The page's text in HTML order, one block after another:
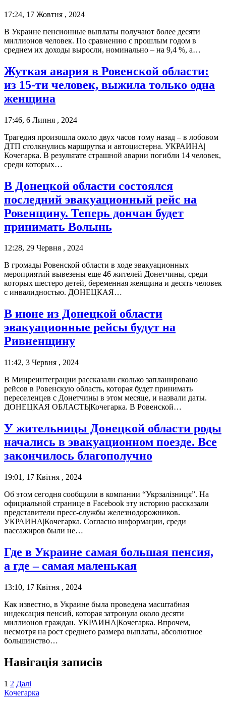
17:24, 17 Жовтня , 2024
В Украине пенсионные выплаты получают более десяти
миллионов человек. По сравнению с прошлым годом в
среднем их доходы выросли, номинально – на 9,4 %, а…
Жуткая авария в Ровенской области:
из 15-ти человек, выжила только одна
женщина
17:46, 6 Липня , 2024
Трагедия произошла около двух часов тому назад – в лобовом
ДТП столкнулись маршрутка и автоцистерна. УКРАИНА|
Кочегарка. В результате страшной аварии погибли 14 человек,
среди которых…
В Донецкой области состоялся
последний эвакуационный рейс на
Ровенщину. Теперь дончан будет
принимать Волынь
12:28, 29 Червня , 2024
В громады Ровенской области в ходе эвакуационных
мероприятий вывезены еще 46 жителей Донетчины, среди
которых шестеро детей, беременная женщина и десять человек
с инвалидностью. ДОНЕЦКАЯ…
В июне из Донецкой области
эвакуационные рейсы будут на
Ривненщину
11:42, 3 Червня , 2024
В Минреинтеграции рассказали сколько запланировано
рейсов в Ровенскую область, которая будет принимать
переселенцев с Донетчины в этом месяце, и назвали даты.
ДОНЕЦКАЯ ОБЛАСТЬ|Кочегарка. В Ровенской…
У жительницы Донецкой области роды
начались в эвакуационном поезде. Все
закончилось благополучно
19:01, 17 Квітня , 2024
Об этом сегодня сообщили в компании “Укрзалізниця”. На
официальной странице в Facebook эту историю рассказали
представители пресс-службы железнодорожников.
УКРАИНА|Кочегарка. Согласно информации, среди
пассажиров были не…
Где в Украине самая большая пенсия,
а где – самая маленькая
13:10, 17 Квітня , 2024
Как известно, в Украине была проведена масштабная
индексация пенсий, которая затронула около десяти
миллионов граждан. УКРАИНА|Кочегарка. Впрочем,
несмотря на рост среднего размера выплаты, абсолютное
большинство…
Навігація записів
1 2 Далі
Кочегарка